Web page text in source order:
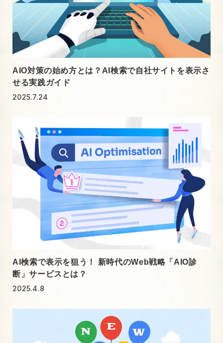
AIO対策の始め方とは？AI検索で自社サイトを表示さ
せる実践ガイド
2025.7.24
AI検索で表示を狙う！ 新時代のWeb戦略「AIO診
断」サービスとは？
2025.4.8